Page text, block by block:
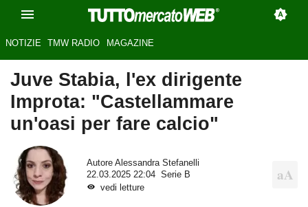
NOTIZIE TMW RADIO MAGAZINE
Juve Stabia, l'ex dirigente
Improta: "Castellammare
un'oasi per fare calcio"
Autore Alessandra Stefanelli
22.03.2025 22:04
Serie B
vedi letture